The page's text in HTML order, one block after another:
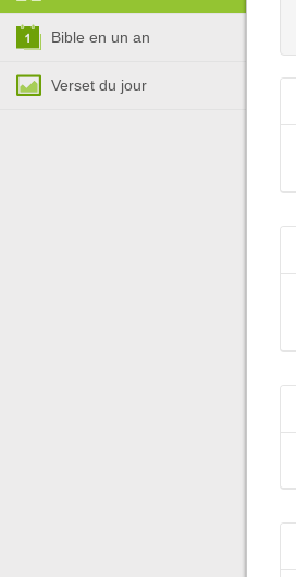
Bible en un an
Verset du jour